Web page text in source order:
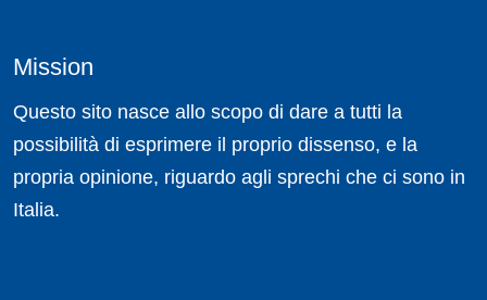
Mission
Questo sito nasce allo scopo di dare a tutti la
possibilità di esprimere il proprio dissenso, e la
propria opinione, riguardo agli sprechi che ci sono in
Italia.